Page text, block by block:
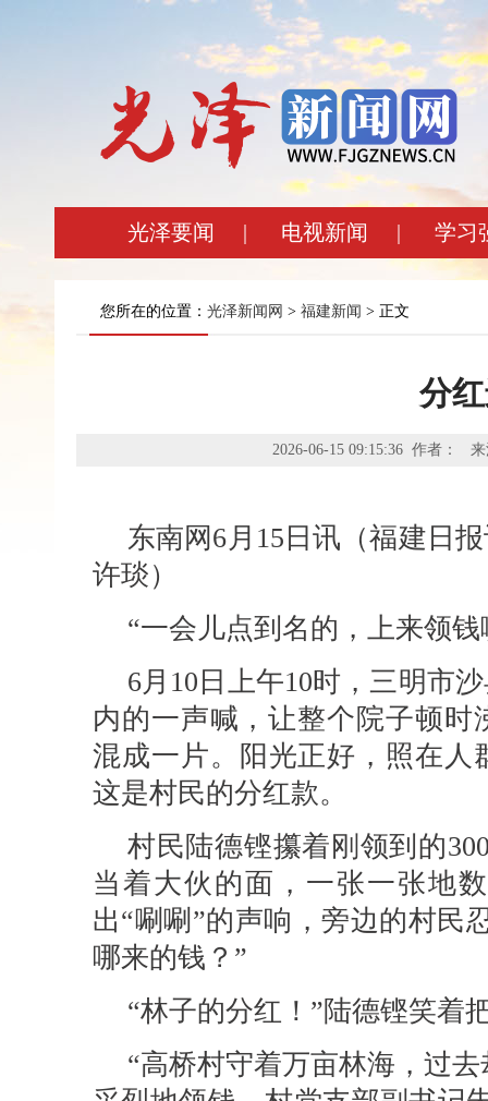
光泽要闻 | 电视新闻 | 学习
您所在的位置： 光泽新闻网 > 福建新闻 > 正文
分
2026-06-15 09:15:36 作者：
东南网6月15日讯（福建
许琰）
“一会儿点到名的，上来领钱
6月10日上午10时，三明市
内的一声喊，让整个院子顿
混成一片。阳光正好，照在
这是村民的分红款。
村民陆德铿攥着刚领到的
当着大伙的面，一张一张地
出“唰唰”的声响，旁边的村民
哪来的钱？”
“林子的分红！”陆德铿笑着
“高桥村守着万亩林海，过